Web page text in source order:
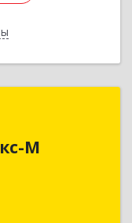
М
р-н,
ул, дом № 9а